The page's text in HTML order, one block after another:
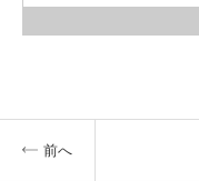
前へ